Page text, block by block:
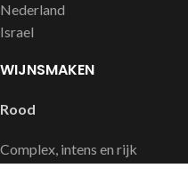
Nederland
Israel
WIJNSMAKEN
Rood
Complex, intens en rijk